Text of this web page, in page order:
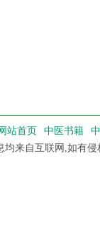
站首页 中医书籍
均来自互联网,如有